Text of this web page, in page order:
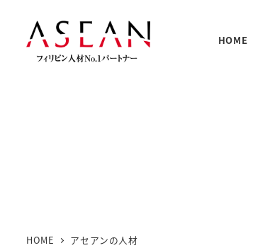
HOME
HOME アセアンの人材